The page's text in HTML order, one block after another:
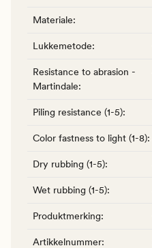
Materiale:
Lukkemetode:
Resistance to abrasion -
Martindale:
Piling resistance (1-5):
Color fastness to light (1-8):
Dry rubbing (1-5):
Wet rubbing (1-5):
Produktmerking:
Artikkelnummer: